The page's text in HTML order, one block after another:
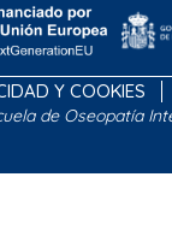
Y COOKIES
de Oseopatía